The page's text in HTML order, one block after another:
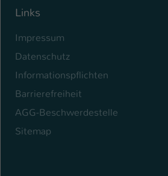
Links
Impressum
Datenschutz
Informationspflichten
Barrierefreiheit
AGG-Beschwerdestelle
Sitemap